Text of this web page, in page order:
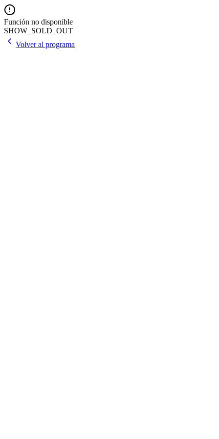
Función no disponible
SHOW_SOLD_OUT
Volver al programa